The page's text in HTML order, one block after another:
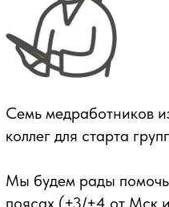
Семь медработников
коллег для старта
Мы будем рады
поясах (+3/+4 от Мск